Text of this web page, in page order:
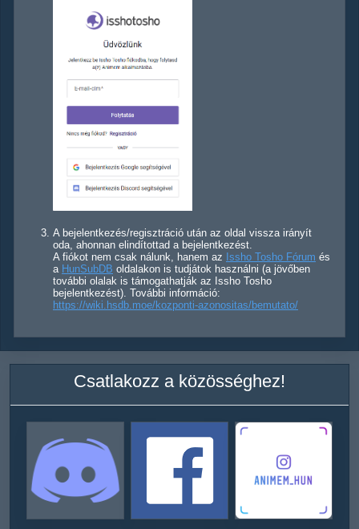
A bejelentkezés/regisztráció után az oldal vissza irányít
oda, ahonnan elindítottad a bejelentkezést.
A fiókot nem csak nálunk, hanem az Issho Tosho Fórum és
a HunSubDB oldalakon is tudjátok használni (a jövőben
további olalak is támogathatják az Issho Tosho
bejelentkezést). További információ:
https://wiki.hsdb.moe/kozponti-azonositas/bemutato/
Csatlakozz a közösséghez!